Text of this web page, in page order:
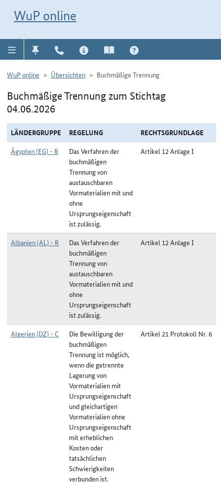
WuP online
WuP online Übersichten Buchmäßige Trennung
Buchmäßige Trennung zum Stichtag
04.06.2026
LÄNDERGRUPPE REGELUNG
RECHTSGRUNDLAGE
Ägypten (EG) - R
Das Verfahren der
buchmäßigen
Trennung von
austauschbaren
Vormaterialien mit und
ohne
Ursprungseigenschaft
ist zulässig.
Artikel 12 Anlage I
Albanien (AL) - R
Das Verfahren der
buchmäßigen
Trennung von
austauschbaren
Vormaterialien mit und
ohne
Ursprungseigenschaft
ist zulässig.
Artikel 12 Anlage I
Algerien (DZ) - C
Die Bewilligung der
buchmäßigen
Trennung ist möglich,
wenn die getrennte
Lagerung von
Vormaterialien mit
Ursprungseigenschaft
und gleichartigen
Vormaterialien ohne
Ursprungseigenschaft
mit erheblichen
Kosten oder
tatsächlichen
Schwierigkeiten
verbunden ist.
Artikel 21 Protokoll Nr. 6